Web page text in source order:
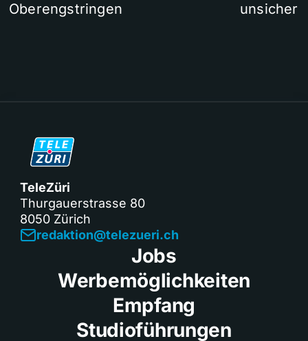
Oberengstringen
unsicher
TeleZüri
Thurgauerstrasse 80
8050 Zürich
redaktion@telezueri.ch
Jobs
Werbemöglichkeiten
Empfang
Studioführungen